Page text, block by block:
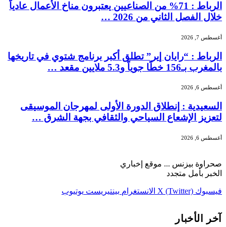
الرباط : 71% من الصناعيين يعتبرون مناخ الأعمال عادياً
خلال الفصل الثاني من 2026 …
أغسطس 7, 2026
الرباط : “رايان إير” تطلق أكبر برنامج شتوي في تاريخها
بالمغرب بـ156 خطًا جوياً و5.3 ملايين مقعد …
أغسطس 6, 2026
السعيدية : إنطلاق الدورة الأولى لمهرجان الموسيقى
لتعزيز الإشعاع السياحي والثقافي بجهة الشرق …
أغسطس 6, 2026
صحراوة بيزنس ... موقع إخباري
الخبر بأمل متجدد
فيسبوك X (Twitter) الانستغرام بينتيريست يوتيوب
آخر الأخبار